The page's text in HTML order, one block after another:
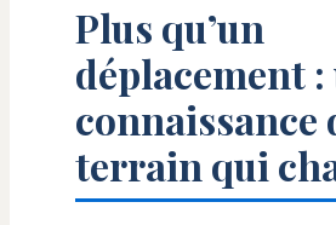
Plus qu’un
déplacement :
connaissance
terrain qui